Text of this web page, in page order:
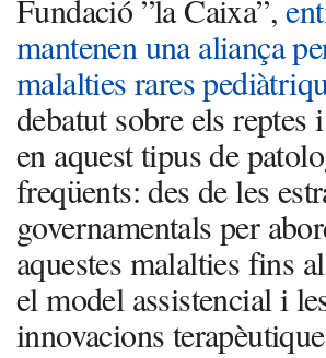
Fundació ”la Caixa”,
mantenen una aliança
malalties rares
debatut sobre els reptes
en aquest tipus de
freqüents: des de les
governamentals per
aquestes malalties fins
el model assistencial i
innovacions